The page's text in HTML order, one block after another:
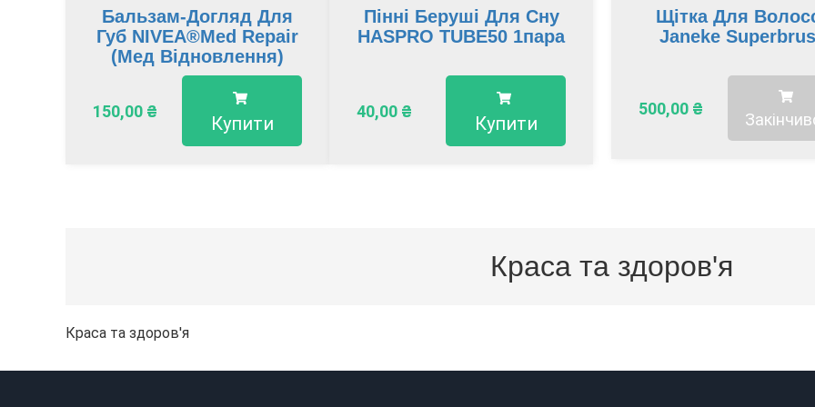
Бальзам-Догляд Для
Губ NIVEA®Med Repair
(Мед Відновлення)
150,00 ₴
Купити
Пінні Беруші Для Сну
HASPRO TUBE50 1пара
40,00 ₴
Купити
Щітка Для
Janeke
500,00 ₴
Краса та здоров'я
Краса та здоров'я